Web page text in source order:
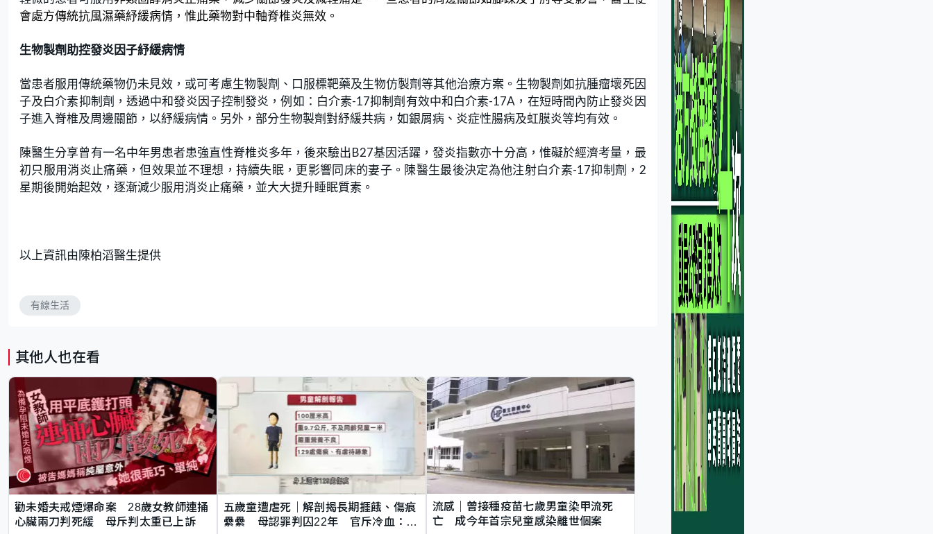
會處方傳統抗風濕藥紓緩病情，惟此藥物對中軸脊椎炎無效。
生物製劑助控發炎因子紓緩病情
當患者服用傳統藥物仍未見效，或可考慮生物製劑、口服標靶藥及生物仿製劑等其他治療方案。生物製劑如抗腫瘤壞死因
子及白介素抑制劑，透過中和發炎因子控制發炎，例如：白介素-17抑制劑有效中和白介素-17A ，在短時間內防止發炎因
子進入脊椎及周邊關節，以紓緩病情。另外，部分生物製劑對紓緩共病，如銀屑病、炎症性腸病及虹膜炎等均有效。
陳醫生分享曾有一名中年男患者患強直性脊椎炎多年，後來驗出B27基因活躍，發炎指數亦十分高，惟礙於經濟考量，最
初只服用消炎止痛藥，但效果並不理想，持續失眠，更影響同床的妻子。 陳醫生最後決定為他注射白介素-17抑制劑， 2
星期後開始起效，逐漸減少服用消炎止痛藥，並大大提升睡眠質素。
以上資訊由陳柏滔醫生提供
有線生活
其他人也在看
勸未婚夫戒煙爆命案 28歲女教師連捅
心臟兩刀判死緩 母斥判太重已上訴
五歲童遭虐死｜解剖揭長期捱餓、傷痕
纍纍 母認罪判囚22年 官斥冷血：同
流感｜曾接種疫苗七歲男童染甲流死
亡 成今年首宗兒童感染離世個案